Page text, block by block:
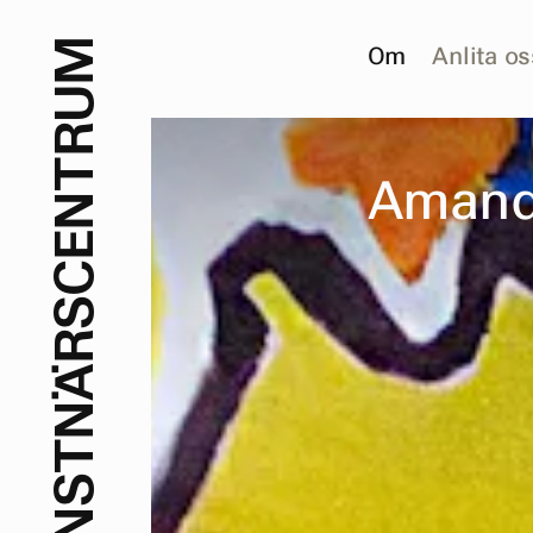
Om Anlita
S
T
N
Ä
R
S
C
E
N
T
R
U
M
Aman